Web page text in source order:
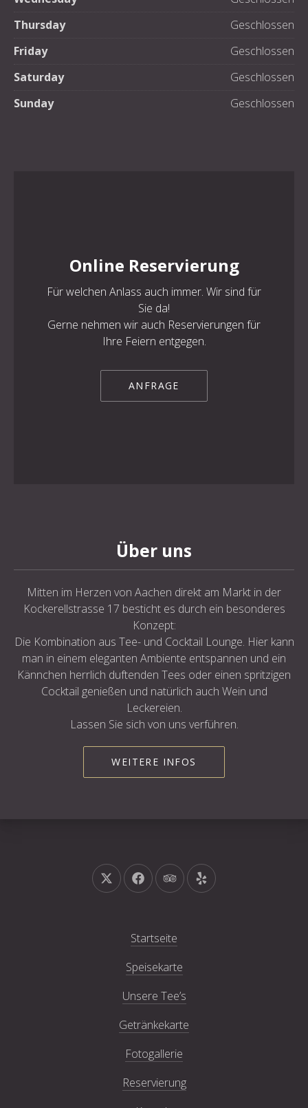
Thursday
Geschlossen
Friday
Geschlossen
Saturday
Geschlossen
Sunday
Geschlossen
Online Reservierung
Für welchen Anlass auch immer. Wir sind für
Sie da!
Gerne nehmen wir auch Reservierungen für
Ihre Feiern entgegen.
ANFRAGE
Über uns
Mitten im Herzen von Aachen direkt am Markt in der
Kockerellstrasse 17 besticht es durch ein besonderes
Konzept:
Die Kombination aus Tee- und Cocktail Lounge. Hier kann
man in einem eleganten Ambiente entspannen und ein
Kännchen herrlich duftenden Tees oder einen spritzigen
Cocktail genießen und natürlich auch Wein und
Leckereien.
Lassen Sie sich von uns verführen.
WEITERE INFOS
Neues Fenster
Neues Fenster
Neues FensterNeues Fenster
Startseite
Speisekarte
Unsere Tee’s
Getränkekarte
Fotogallerie
Reservierung